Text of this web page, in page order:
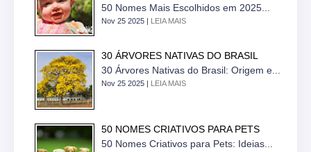
50 Nomes Mais Escolhidos em 2025...
Nov 25 2025 | LEIA MAIS
30 ÁRVORES NATIVAS DO BRASIL
30 Árvores Nativas do Brasil: Origem e...
Nov 25 2025 | LEIA MAIS
50 NOMES CRIATIVOS PARA PETS
50 Nomes Criativos para Pets: Ideias...